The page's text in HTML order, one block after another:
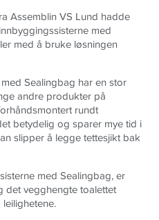
Assemblin VS Lund hadde
med
med å bruke løsningen
Sealingbag har en stor
andre produkter på
rundt
betydelig og sparer mye tid i
slipper å legge tettesjikt bak
med Sealingbag, er
det vegghengte toalettet